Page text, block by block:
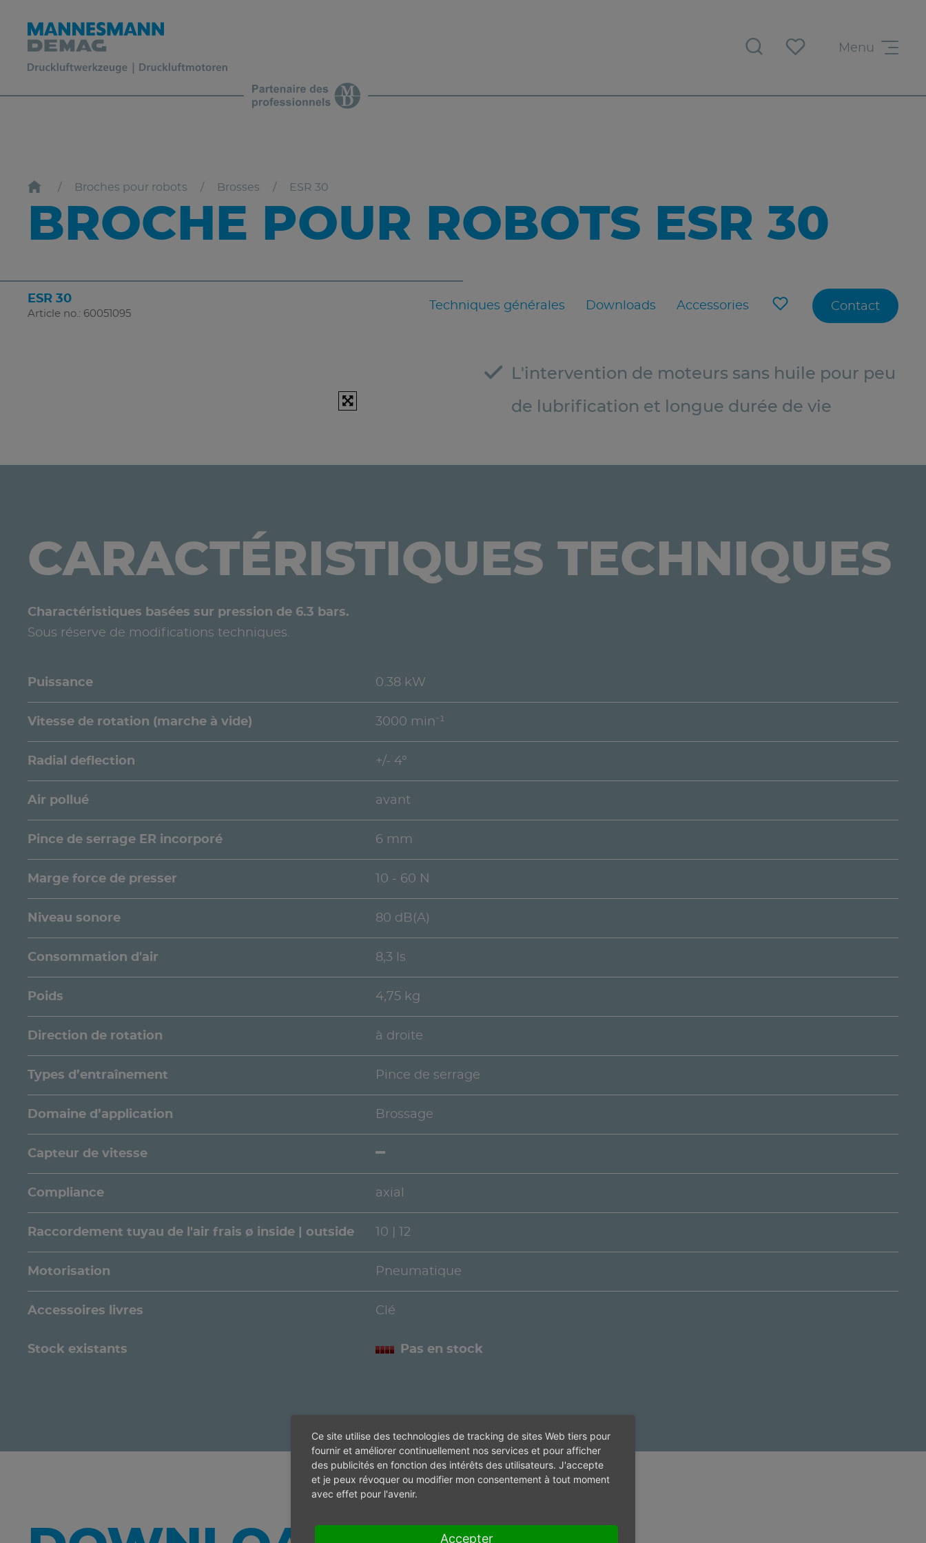
Menu
Broches pour robots Brosses ESR 30
BROCHE POUR ROBOTS ESR 30
ESR 30
Article no.: 60051095
Techniques générales Downloads Accessories Contact
L'intervention de moteurs sans huile pour peu
de lubrification et longue durée de vie
CARACTÉRISTIQUES TECHNIQUES
Charactéristiques basées sur pression de 6.3 bars.
Sous réserve de modifications techniques.
Puissance 0.38 kW
Vitesse de rotation (marche à vide) 3000 min⁻¹
Radial deflection +/- 4°
Air pollué avant
Pince de serrage ER incorporé 6 mm
Marge force de presser 10 - 60 N
Niveau sonore 80 dB(A)
Consommation d'air 8,3 ls
Poids 4,75 kg
Direction de rotation à droite
Types d’entraînement Pince de serrage
Domaine d’application Brossage
Capteur de vitesse
Compliance axial
Raccordement tuyau de l'air frais ø inside | outside 10 | 12
Motorisation Pneumatique
Accessoires livres Clé
Stock existants Pas en stock
Ce site utilise des technologies de tracking de sites Web tiers pour
fournir et améliorer continuellement nos services et pour afficher
des publicités en fonction des intérêts des utilisateurs. J'accepte
et je peux révoquer ou modifier mon consentement à tout moment
avec effet pour l'avenir.
Accepter